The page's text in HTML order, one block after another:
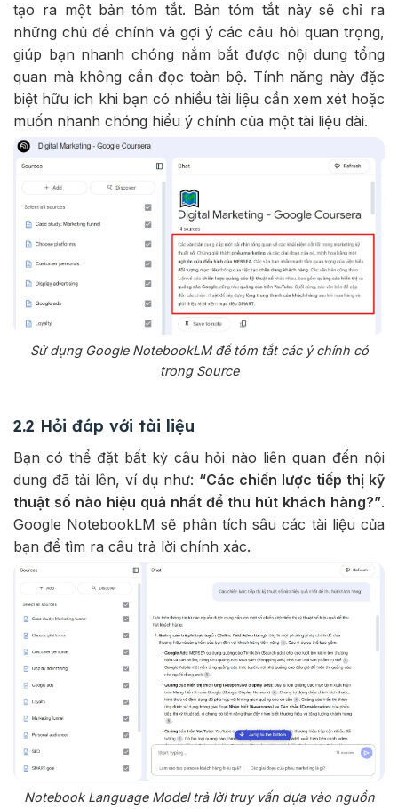
tạo ra một bản tóm tắt. Bản tóm tắt này sẽ chỉ ra
những chủ đề chính và gợi ý các câu hỏi quan trọng,
giúp bạn nhanh chóng nắm bắt được nội dung tổng
quan mà không cần đọc toàn bộ. Tính năng này đặc
biệt hữu ích khi bạn có nhiều tài liệu cần xem xét hoặc
muốn nhanh chóng hiểu ý chính của một tài liệu dài.
Sử dụng Google NotebookLM để tóm tắt các ý chính có
trong Source
2.2 Hỏi đáp với tài liệu
Bạn có thể đặt bất kỳ câu hỏi nào liên quan đến nội
dung đã tải lên, ví dụ như: “Các chiến lược tiếp thị kỹ
thuật số nào hiệu quả nhất để thu hút khách hàng?”.
Google NotebookLM sẽ phân tích sâu các tài liệu của
bạn để tìm ra câu trả lời chính xác.
Notebook Language Model trả lời truy vấn dựa vào nguồn